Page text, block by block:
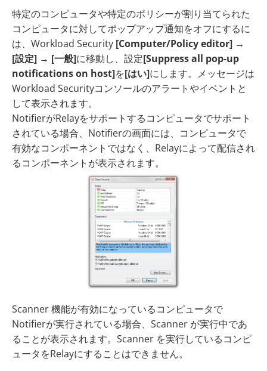
特定のコンピュータや特定のポリシーが割り当てられた
コンピュータに対してポップアップ通知をオフにするに
は、Workload Security [Computer/Policy editor] →
[設定] → [一般]に移動し、設定[Suppress all pop-up
notifications on host]を[はい]にします。メッセージは
Workload Securityコンソールのアラートやイベントと
して表示されます。
NotifierがRelayをサポートするコンピュータでサポート
されている場合、Notifierの画面には、コンピュータで
有効なコンポーネントではなく、Relayによって配信され
るコンポーネントが表示されます。
Scanner 機能が有効になっているコンピュータで
Notifierが実行されている場合、Scanner が実行中であ
ることが表示されます。Scanner を実行しているコンピ
ュータをRelayにすることはできません。